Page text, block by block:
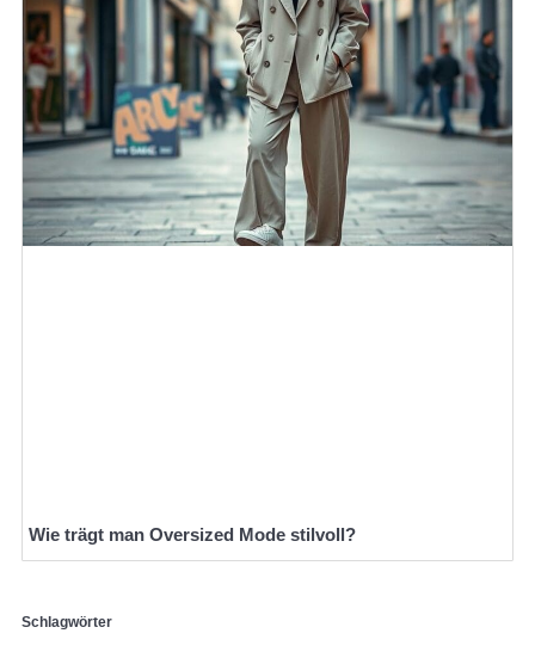
Wie trägt man Oversized Mode stilvoll?
Schlagwörter